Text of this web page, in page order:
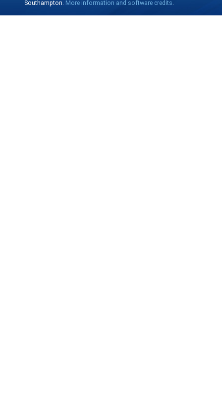
Southampton. More information and software credits.